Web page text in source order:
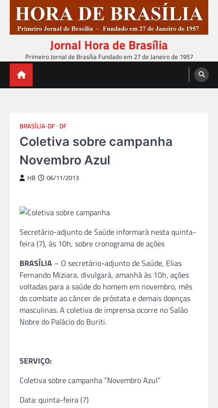
content
Jornal Hora de Brasília
Primeiro Jornal de Brasília Fundado em 27 de Janeiro de 1957
BRASÍLIA-DF DF
Coletiva sobre campanha
Novembro Azul
HB 06/11/2013
Secretário-adjunto de Saúde informará nesta quinta-
feira (7), às 10h, sobre cronograma de ações
BRASÍLIA – O secretário-adjunto de Saúde, Elias
Fernando Miziara, divulgará, amanhã às 10h, ações
voltadas para a saúde do homem em novembro, mês
do combate ao câncer de próstata e demais doenças
masculinas. A coletiva de imprensa ocorre no Salão
Nobre do Palácio do Buriti.
SERVIÇO:
Coletiva sobre campanha “Novembro Azul”
Data: quinta-feira (7)